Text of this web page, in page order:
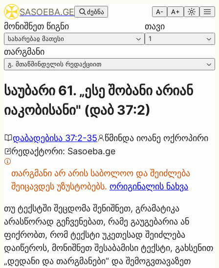
SASOEBA.GE ძებნა A- A+
მონიშნეთ წიგნი
სახარებაჲ მათესი
თავი
1
თარგმანი
გ. მთაწმინდელის რედაქციით
საუბარი 61. „ესე შობანი არიან
იაკობისანი" (დაბ 37:2)
დაბადებისა 37:2-35
წმინდა იოანე ოქროპირი
რედაქტორი: Sasoeba.ge
თარგმანი არ არის საბოლოო და შეიძლება
შეიცავდეს უზუსტობებს. ორიგინალის ნახვა
თუ ტექსტში შეცდომა შენიშნეთ, გრამატიკა
არასწორად გეჩვენებათ, რამე გაუგებარია ან
ფიქრობთ, რომ ტექსტი უკეთესად შეიძლება
დაიწეროს, მონიშნეთ შესაბამისი ტექსტი, გახსენით
„დედანი და თარგმანები“ და შემოგვთავაზეთ